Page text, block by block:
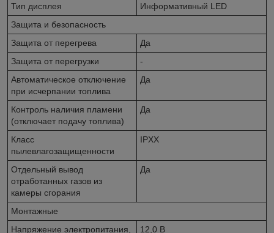
Тип дисплея
Информативный LED
Защита и безопасность
Защита от перегрева
Да
Защита от перегрузки
-
Автоматическое отключение
при исчерпании топлива
Да
Контроль наличия пламени
(отключает подачу топлива)
Да
Класс
пылевлагозащищенности
IPXX
Отдельный вывод
отработанных газов из
камеры сгорания
Да
Монтажные
Напряжение электропитания,
12,0 В